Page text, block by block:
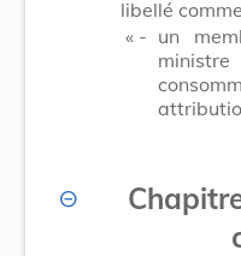
libellé
« - un